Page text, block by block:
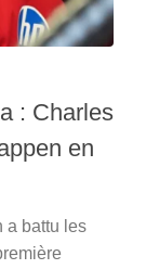
: Charles
en
a battu les